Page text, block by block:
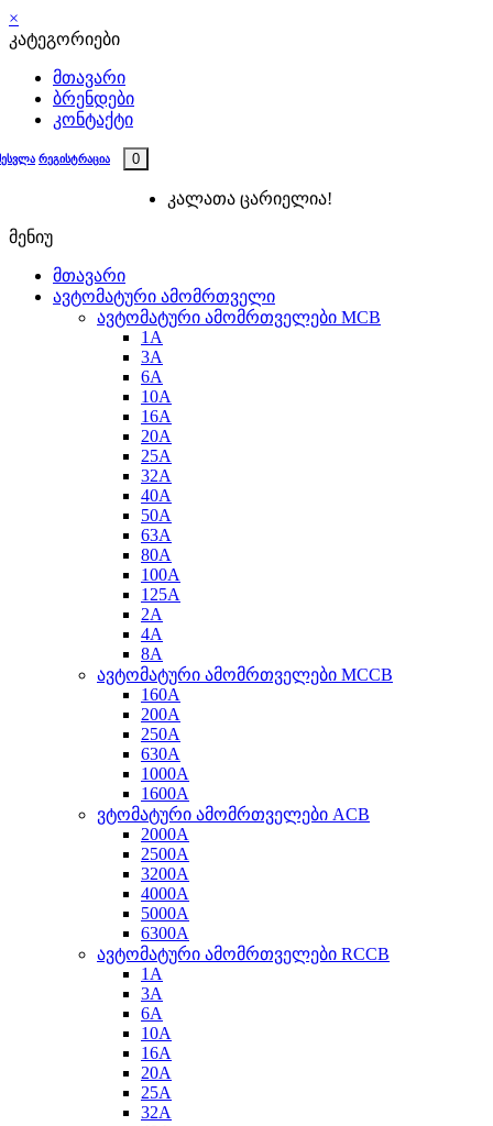
×
კატეგორიები
მთავარი
ბრენდები
კონტაქტი
რეგისტრაცია 0
კალათა ცარიელია!
მენიუ
მთავარი
ავტომატური ამომრთველი
ავტომატური ამომრთველები MCB
1A
3A
6A
10A
16A
20A
25А
32A
40A
50A
63A
80A
100A
125A
2A
4A
8A
ავტომატური ამომრთველები MCCB
160A
200A
250A
630A
1000A
1600A
ვტომატური ამომრთველები ACB
2000A
2500A
3200A
4000A
5000A
6300A
ავტომატური ამომრთველები RCCB
1A
3A
6A
10A
16A
20A
25A
32A